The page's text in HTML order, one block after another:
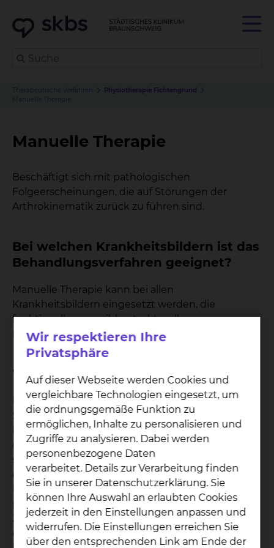
Therapeutische Verfahren
Physiotherapie Fichtengrund
Manuelle Therapie
Manuelle Therapie
Beschäftigt sich mit pathologischen
Folgeerscheinungen, die auf Störungen der
Arthrokinematik zurück zu führen sind.
Bei welchen Krankheitsbildern ist das
Behandlungsverfahren geeignet?
Manuelle Therapie kann bei allen
Krankheitsbildern eingesetzt werden, die
funktionelle, reversible, strukturelle
Bewegungseinschränkungen aufweisen.
Welche Ziele hat die Behandlung?
Durch die speziellen Techniken werden
Schmerzen gelindert und Bewegungsstörungen
beseitigt. Die Physiotherapeuten untersuchen
dabei die Gelenkmechanik, die Muskelfunktion
sowie die Koordination der Bewegungen, bevor
ein individueller Behandlungsplan festgelegt wird.
In der Manuellen Therapie kommen sowohl
passive als auch aktive Übungen zum Einsatz.
Zum einen werden blockierte oder
eingeschränkte Gelenke von geschulten
Wir respektieren Ihre
Privatsphäre
Auf dieser Webseite werden Cookies und
vergleichbare Technologien eingesetzt, um
die ordnungsgemäße Funktion zu
ermöglichen, Inhalte zu personalisieren und
Zugriffe zu analysieren. Dabei werden
personenbezogene Daten
verarbeitet. Details zur Verarbeitung finden
Sie in unserer Datenschutzerklärung. Sie
können Ihre Auswahl an erlaubten Cookies
jederzeit in den Einstellungen anpassen und
widerrufen. Die Einstellungen erreichen Sie
über den entsprechenden Link am Ende der